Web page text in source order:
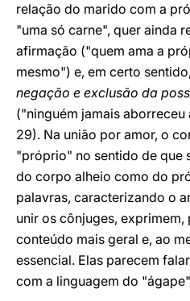
relação do marido com a
"uma só carne", quer ainda
afirmação ("quem ama a
mesmo") e, em certo sentido,
negação e exclusão da
("ninguém jamais
29). Na união por amor, o
"próprio" no sentido de que
do corpo alheio como do
palavras, caracterizando o
unir os cônjuges, exprimem,
conteúdo mais geral e, ao
essencial. Elas parecem
com a linguagem do